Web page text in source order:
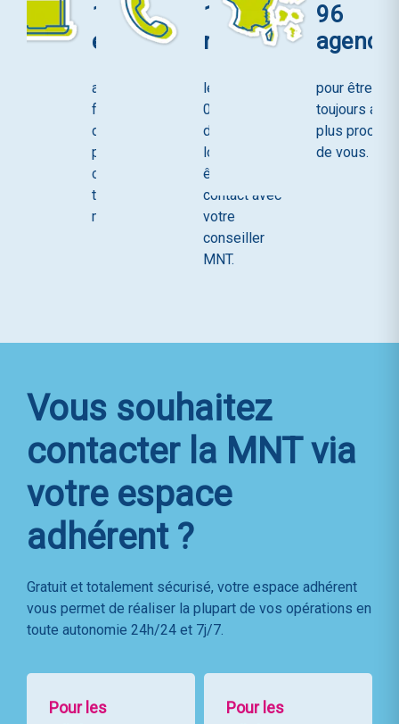
1
espace
avec un
formulaire
de contact
pour nous
contacter à
tout
moment.
1
numéro
le 09 72 72
02 02 (prix
d'un appel
local) pour
être en
contact avec
votre
conseiller
MNT.
96
pour être
toujours au
plus proche
de vous.
Vous souhaitez
contacter la MNT via
votre espace
adhérent ?
Gratuit et totalement sécurisé, votre espace adhérent
vous permet de réaliser la plupart de vos opérations en
toute autonomie 24h/24 et 7j/7.
Pour les
Pour les